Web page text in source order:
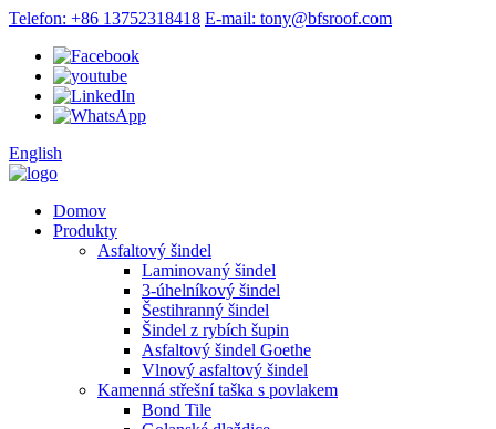
Telefon: +86 13752318418 E-mail: tony@bfsroof.com
English
Domov
Produkty
Asfaltový šindel
Laminovaný šindel
3-úhelníkový šindel
Šestihranný šindel
Šindel z rybích šupin
Asfaltový šindel Goethe
Vlnový asfaltový šindel
Kamenná střešní taška s povlakem
Bond Tile